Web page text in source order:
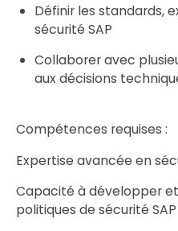
Définir les standards,
sécurité SAP
Collaborer avec
aux décisions
Compétences requises :
Expertise avancée en
Capacité à développer
politiques de sécurité SAP